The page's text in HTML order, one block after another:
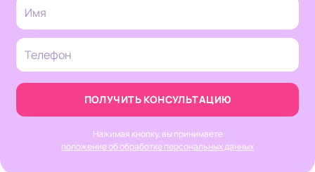
ПОЛУЧИТЬ КОНСУЛЬТАЦИЮ
Нажимая кнопку, вы принимаете
положение об обработке персональных данных